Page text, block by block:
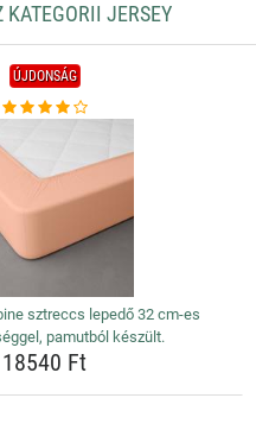
KATEGORII JERSEY
ÚJDONSÁG
sztreccs lepedő 32 cm-es
pamutból készült.
18540 Ft